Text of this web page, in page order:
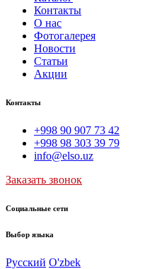
Контакты
О нас
Фотогалерея
Новости
Статьи
Акции
Контакты
+998 90 907 73 42
+998 98 303 39 79
info@elso.uz
Заказать звонок
Социальные сети
Выбор языка
Русский O'zbek